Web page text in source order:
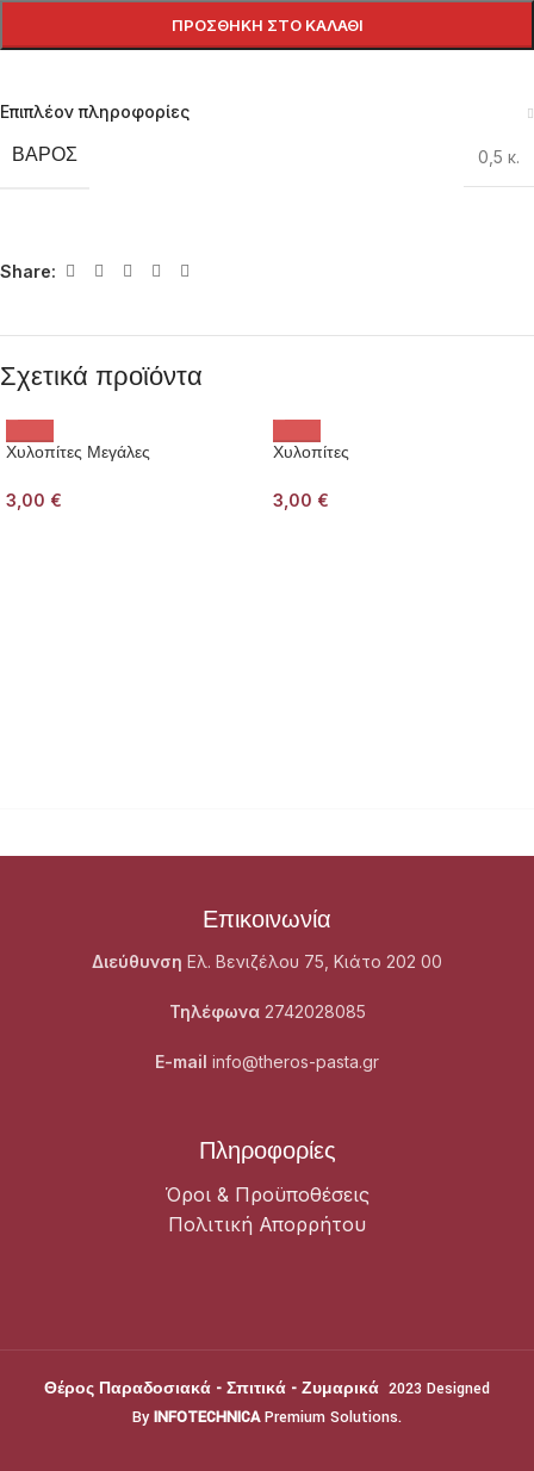
ΠΡΟΣΘΉΚΗ ΣΤΟ ΚΑΛΆΘΙ
Επιπλέον πληροφορίες
ΒΆΡΟΣ 0,5 κ.
Share:
Σχετικά προϊόντα
Χυλοπίτες Μεγάλες
3,00 €
Χυλοπίτες
3,00 €
Επικοινωνία
Διεύθυνση Ελ. Βενιζέλου 75, Κιάτο 202 00
Τηλέφωνα 2742028085
E-mail info@theros-pasta.gr
Πληροφορίες
Όροι & Προϋποθέσεις
Πολιτική Απορρήτου
Θέρος Παραδοσιακά - Σπιτικά - Ζυμαρικά 2023 Designed
By INFOTECHNICAPremium Solutions.
Θέρος Παραδοσιακά - Σπιτικά - Ζυμαρικά 2023 Designed By